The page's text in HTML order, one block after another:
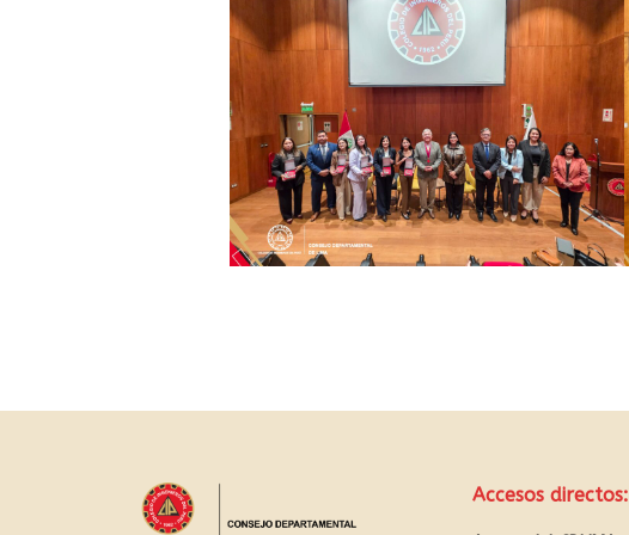
Accesos directos: